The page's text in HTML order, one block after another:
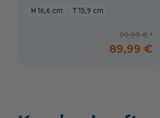
16,6 cm 15,9 cm
99,99 €
89,99 €